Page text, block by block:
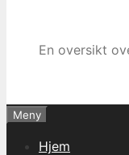
En oversikt
Meny
Hjem